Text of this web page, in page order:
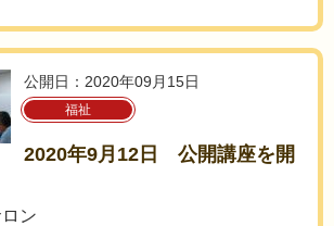
公開日：2020年09月15日
福祉
2020年9月12日 公開講座を開
ン